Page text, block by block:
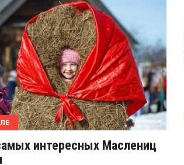
интересных Маслениц